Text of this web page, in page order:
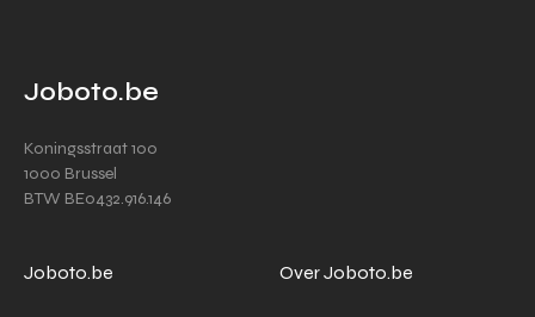
Joboto.be
Koningsstraat 100
1000 Brussel
BTW BE0432.916.146
Joboto.be Over Joboto.be